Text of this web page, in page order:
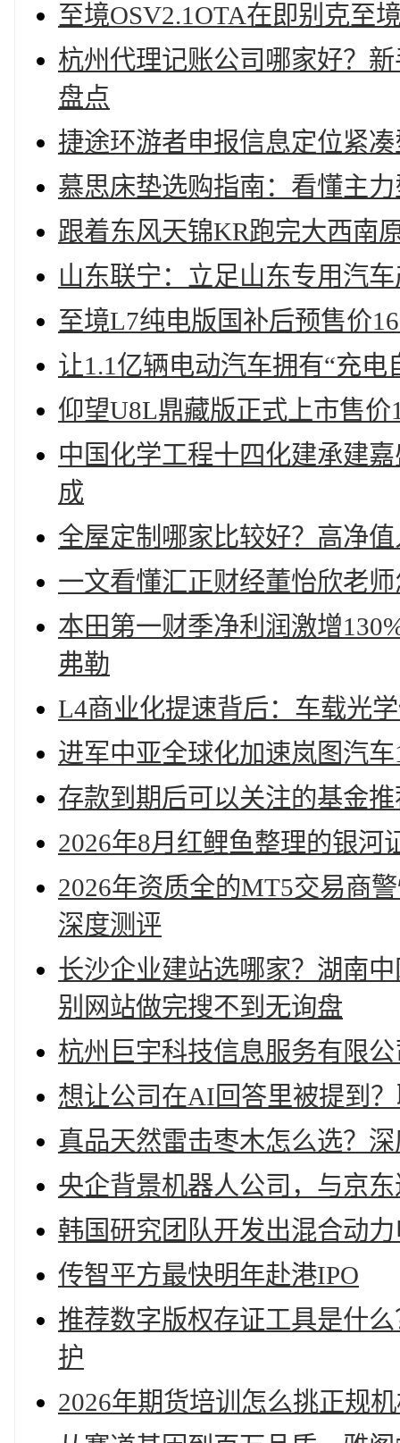
至境OSV2.1OTA在即别克至
杭州代理记账公司哪家好？
盘点
捷途环游者申报信息定位紧
慕思床垫选购指南：看懂主
跟着东风天锦KR跑完大西南
山东联宁：立足山东专用汽
至境L7纯电版国补后预售价
让1.1亿辆电动汽车拥有“充电
仰望U8L鼎藏版正式上市售价
中国化学工程十四化建承建
成
全屋定制哪家比较好？高净
一文看懂汇正财经董怡欣老
本田第一财季净利润激增
弗勒
L4商业化提速背后：车载光
进军中亚全球化加速岚图汽
存款到期后可以关注的基金
2026年8月红鲤鱼整理的银河
2026年资质全的MT5交易商
深度测评
长沙企业建站选哪家？湖南
别网站做完搜不到无询盘
杭州巨宇科技信息服务有限
想让公司在AI回答里被提到
真品天然雷击枣木怎么选？
央企背景机器人公司，与京
韩国研究团队开发出混合动
传智平方最快明年赴港IPO
推荐数字版权存证工具是什
护
2026年期货培训怎么挑正规